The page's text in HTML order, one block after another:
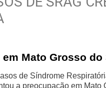
Mato Grosso do
de Síndrome
a preocupação em